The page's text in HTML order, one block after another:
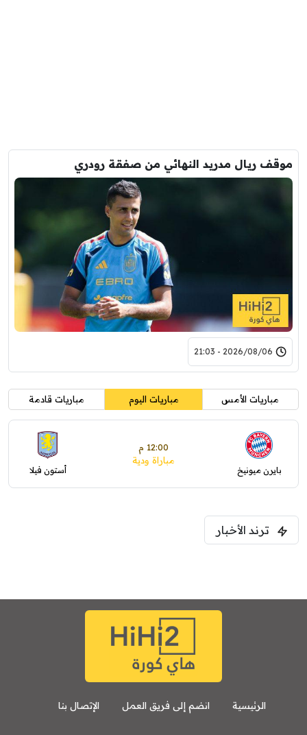
موقف ريال مدريد النهائي من صفقة رودري
2026/08/06 - 21:03
مباريات الأمس مباريات اليوم مباريات قادمة
بايرن ميونيخ
12:00 م
مباراة ودية
أستون فيلا
ترند الأخبار
الرئيسية انضم إلى فريق العمل الإتصال بنا